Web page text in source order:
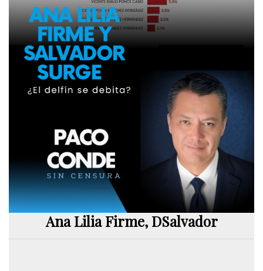
Ana Lilia Firme, DSalvador